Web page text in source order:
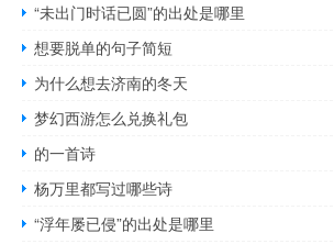
“未出门时话已圆”的出处是哪里
想要脱单的句子简短
为什么想去济南的冬天
梦幻西游怎么兑换礼包
的一首诗
杨万里都写过哪些诗
“浮年屡已侵”的出处是哪里